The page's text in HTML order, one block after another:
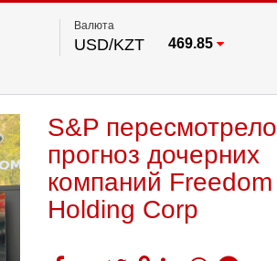
Валюта
USD/KZT 469.85
S&P пересмотрело
прогноз дочерних
компаний Freedom
Holding Corp